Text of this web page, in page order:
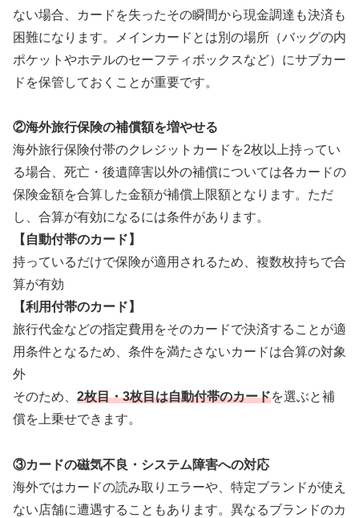
ない場合、カードを失ったその瞬間から現金調達も決済も
困難になります。メインカードとは別の場所（バッグの内
ポケットやホテルのセーフティボックスなど）にサブカー
ドを保管しておくことが重要です。
②海外旅行保険の補償額を増やせる
海外旅行保険付帯のクレジットカードを2枚以上持ってい
る場合、死亡・後遺障害以外の補償については各カードの
保険金額を合算した金額が補償上限額となります。ただ
し、合算が有効になるには条件があります。
【自動付帯のカード】
持っているだけで保険が適用されるため、複数枚持ちで合
算が有効
【利用付帯のカード】
旅行代金などの指定費用をそのカードで決済することが適
用条件となるため、条件を満たさないカードは合算の対象
外
そのため、 2枚目・3枚目は自動付帯のカードを選ぶと補
償を上乗せできます。
③カードの磁気不良・システム障害への対応
海外ではカードの読み取りエラーや、特定ブランドが使え
ない店舗に遭遇することもあります。異なるブランドのカ